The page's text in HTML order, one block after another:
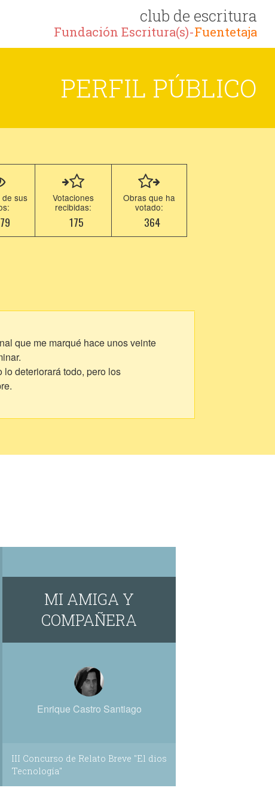
club de escritura
Fundación Escritura(s)-Fuentetaja
PERFIL PÚBLICO
de sus
Votaciones
recibidas:
175
Obras que ha
votado:
364
que me marqué hace unos veinte
deteriorará todo, pero los
MI AMIGA Y
COMPAÑERA
Enrique Castro Santiago
III Concurso de Relato Breve "El dios
Tecnología"